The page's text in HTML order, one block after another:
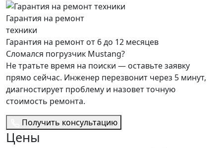
Гарантия на ремонт
техники
Гарантия на ремонт от 6 до 12 месяцев
Сломался погрузчик Mustang?
Не тратьте время на поиски — оставьте заявку
прямо сейчас. Инженер перезвонит через 5 минут,
диагностирует проблему и назовет точную
стоимость ремонта.
Получить консультацию
Цены